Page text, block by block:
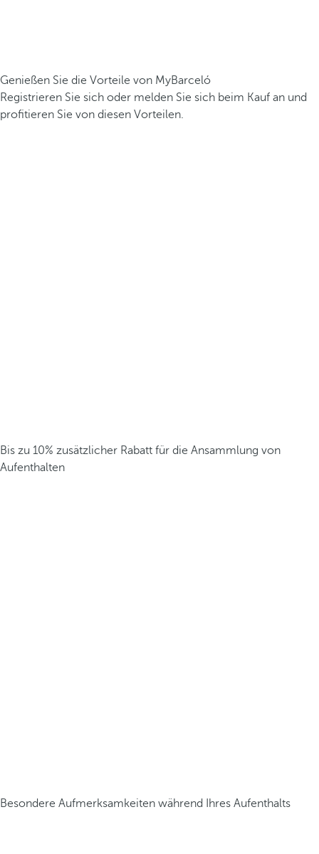
Genießen Sie die Vorteile von MyBarceló
Registrieren Sie sich oder melden Sie sich beim Kauf an und
profitieren Sie von diesen Vorteilen.
Bis zu 10% zusätzlicher Rabatt für die Ansammlung von
Aufenthalten
Besondere Aufmerksamkeiten während Ihres Aufenthalts